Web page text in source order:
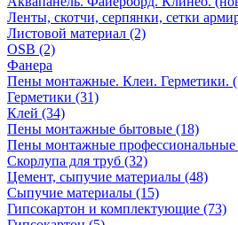
Ленты, скотчи, серпянки, сетки
Листовой материал (2)
OSB (2)
Фанера
Пены монтажные. Клеи. Герметики.
Герметики (31)
Клей (34)
Пены монтажные бытовые (18)
Пены монтажные профессиональные
Скорлупа для труб (32)
Цемент, сыпучие материалы (48)
Сыпучие материалы (15)
Гипсокартон и комплектующие (73)